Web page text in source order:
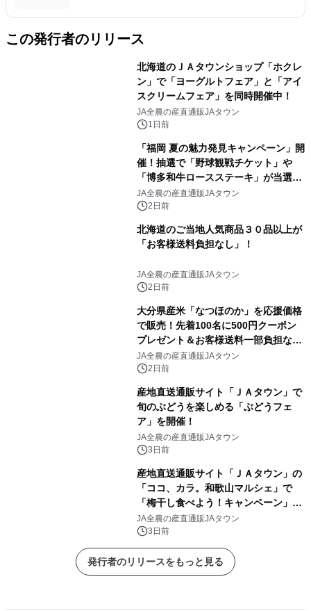
この発行者のリリース
北海道のＪＡタウンショップ「ホクレ
ン」で「ヨーグルトフェア」と「アイ
スクリームフェア」を同時開催中！
JA全農の産直通販JAタウン
1日前
「福岡 夏の魅力発見キャンペーン」開
催！抽選で「野球観戦チケット」や
「博多和牛ロースステーキ」が当選！
さらに500円クーポンプレゼント～Ｊ
Ａタウン「博多うまかショップ」で８
JA全農の産直通販JAタウン
2日前
北海道のご当地人気商品３０品以上が
「お客様送料負担なし」！
JA全農の産直通販JAタウン
2日前
大分県産米「なつほのか」を応援価格
で販売！先着100名に500円クーポン
プレゼント＆お客様送料一部負担な
し！ＪＡタウンの「まるっと完食おお
いた」でキャンペーン開催
JA全農の産直通販JAタウン
2日前
産地直送通販サイト「ＪＡタウン」で
旬のぶどうを楽しめる「ぶどうフェ
ア」を開催！
JA全農の産直通販JAタウン
3日前
産地直送通販サイト「ＪＡタウン」の
「ココ、カラ。和歌山マルシェ」で
「梅干し食べよう！キャンペーン」を
開催！
JA全農の産直通販JAタウン
3日前
発行者のリリースをもっと見る